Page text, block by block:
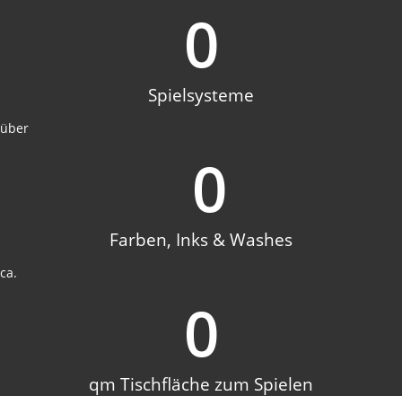
Spielsysteme
0
über
Farben, Inks & Washes
0
ca.
qm Tischfläche zum Spielen
0